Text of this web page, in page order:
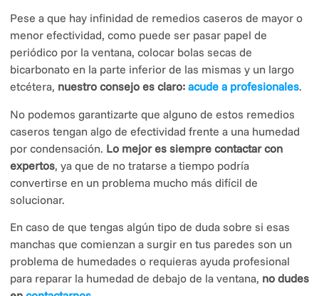
Pese a que hay infinidad de remedios caseros de mayor o
menor efectividad, como puede ser pasar papel de
periódico por la ventana, colocar bolas secas de
bicarbonato en la parte inferior de las mismas y un largo
etcétera, nuestro consejo es claro: acude a profesionales.
No podemos garantizarte que alguno de estos remedios
caseros tengan algo de efectividad frente a una humedad
por condensación. Lo mejor es siempre contactar con
expertos, ya que de no tratarse a tiempo podría
convertirse en un problema mucho más difícil de
solucionar.
En caso de que tengas algún tipo de duda sobre si esas
manchas que comienzan a surgir en tus paredes son un
problema de humedades o requieras ayuda profesional
para reparar la humedad de debajo de la ventana, no dudes